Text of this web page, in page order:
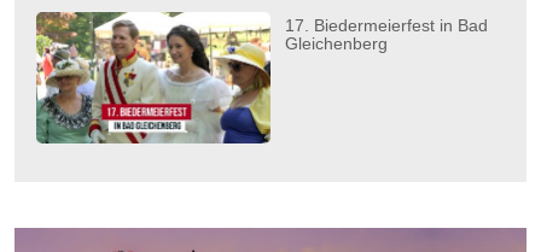
17. Biedermeierfest in Bad
Gleichenberg